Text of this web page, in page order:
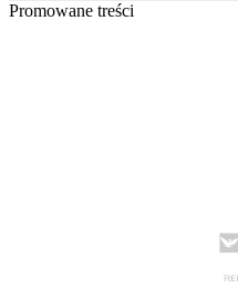
Promowane treści